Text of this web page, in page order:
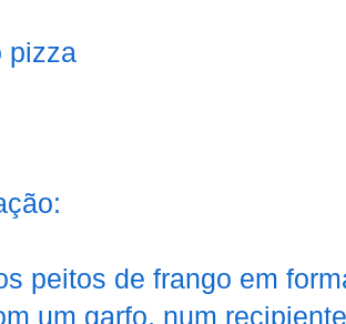
pizza
peitos de frango em
um garfo, num